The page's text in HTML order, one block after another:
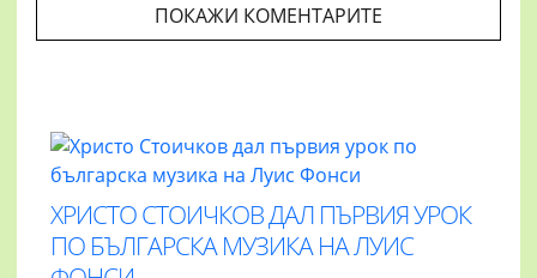
ПОКАЖИ КОМЕНТАРИТЕ
ХРИСТО СТОИЧКОВ ДАЛ ПЪРВИЯ УРОК
ПО БЪЛГАРСКА МУЗИКА НА ЛУИС